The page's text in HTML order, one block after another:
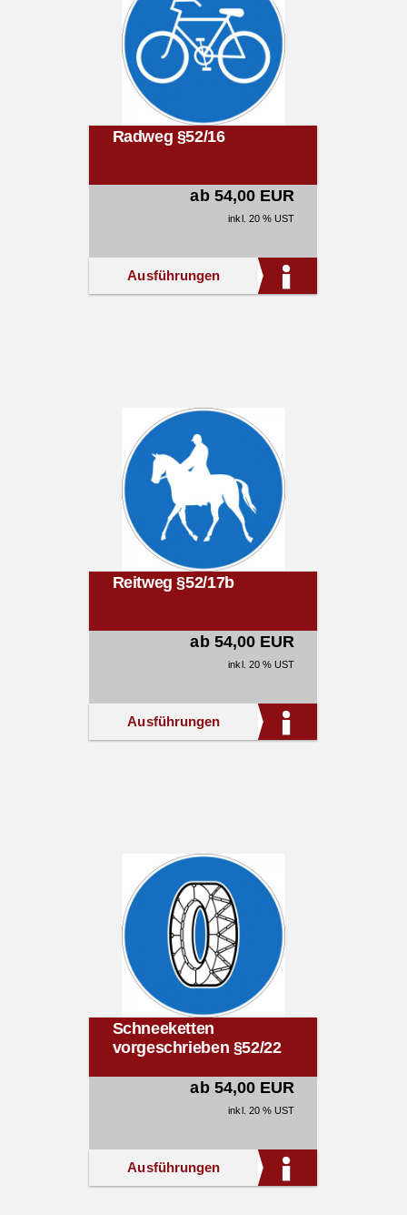
Radweg §52/16
ab 54,00 EUR
inkl. 20 % UST
Ausführungen
Reitweg §52/17b
ab 54,00 EUR
inkl. 20 % UST
Ausführungen
Schneeketten
vorgeschrieben §52/22
ab 54,00 EUR
inkl. 20 % UST
Ausführungen